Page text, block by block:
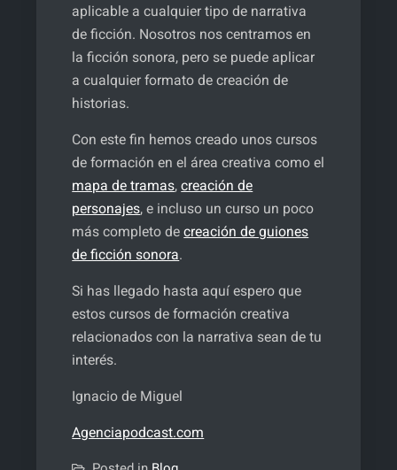
aplicable a cualquier tipo de narrativa
de ficción. Nosotros nos centramos en
la ficción sonora, pero se puede aplicar
a cualquier formato de creación de
historias.
Con este fin hemos creado unos cursos
de formación en el área creativa como el
mapa de tramas,creación de
personajes, e incluso un curso un poco
más completo decreación de guiones
de ficción sonora.
Si has llegado hasta aquí espero que
estos cursos de formación creativa
relacionados con la narrativa sean de tu
interés.
Ignacio de Miguel
Agenciapodcast.com